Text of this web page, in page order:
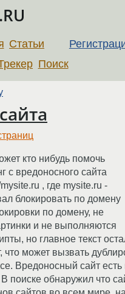
Статьи
Поиск
кто нибудь помочь
с вредоносного сайта
, где mysite.ru -
блокировать по домену
по домену, не
и не выполняются
но главное текст
что может вызвать
Вредоносный сайт есть
поиске обнаружил что